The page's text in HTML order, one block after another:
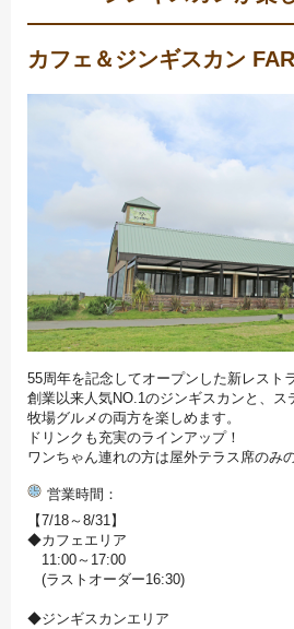
カフェ＆ジンギスカン
55周年を記念してオープンした新レストラ
創業以来人気NO.1のジンギスカンと、
牧場グルメの両方を楽しめます。
ドリンクも充実のラインアップ！
ワンちゃん連れの方は屋外テラス席のみ
営業時間
【7/18～8/31】
◆カフェエリア
11:00～17:00
(ラストオーダー16:30)
◆ジンギスカンエリア